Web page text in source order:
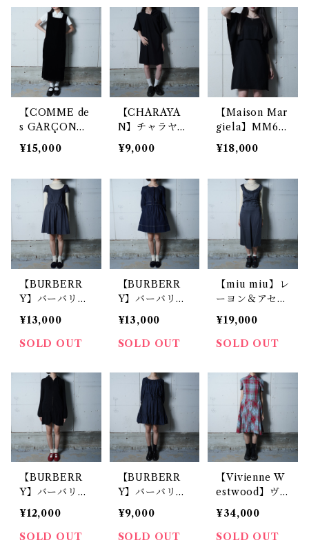
ノースリーブウ
ールワンピース
四角柄ノースリ
ーブウールワン
ピース dark na
ウール100％ノ
ースリーブワン
ピース dark na
【COMME de
s GARÇON
S】コムデギャ
ルソン "極美品”
長レーヨンワン
ピース black
¥15,000
【CHARAYA
N】チャラヤン
立体フォルムワ
ンピース blac
¥9,000
【Maison Mar
giela】MM6
マルタンマルジ
ェラ スクエア
ス black
¥18,000
【BURBERR
Y】バーバリー
”ノヴァチェッ
ク” デニムワン
ピース indigo
¥13,000
SOLD OUT
【BURBERR
Y】バーバリー
ブルーレーベル
フリルデザイン
デニムワンピー
ク柄 indigo bl
¥13,000
SOLD OUT
【miu miu】レ
ーヨン＆アセテ
ート素材デザイ
ンノースリーブ
ミニワンピー
¥19,000
SOLD OUT
【BURBERR
Y】バーバリー
”ホースロゴ刺
繡” カシミア混
ウールロングカ
¥12,000
SOLD OUT
【BURBERR
Y】バーバリー
"ホースロゴ刺
繍” ギャザーワ
ンピース navy
¥9,000
SOLD OUT
【Vivienne W
estwood】ヴ
ィヴィアンウエ
ストウッド ”オ
ーブロゴ刺
¥34,000
SOLD OUT